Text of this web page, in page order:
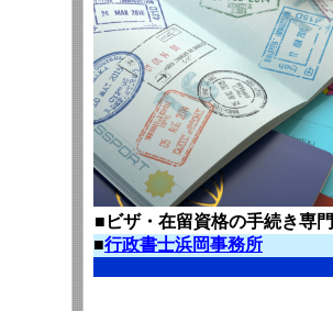
■ビザ・在留資格の手続き専門
■行政書士浜岡事務所